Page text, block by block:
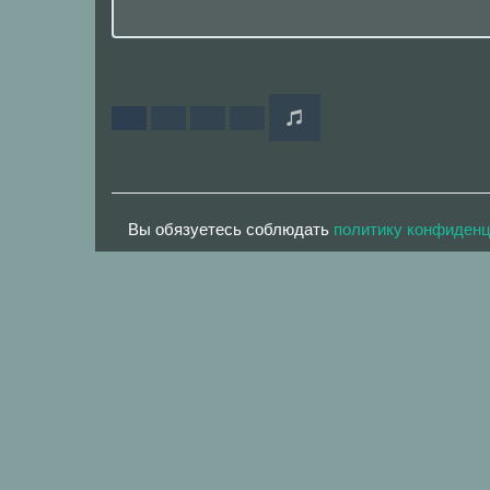
Вы обязуетесь соблюдать политику